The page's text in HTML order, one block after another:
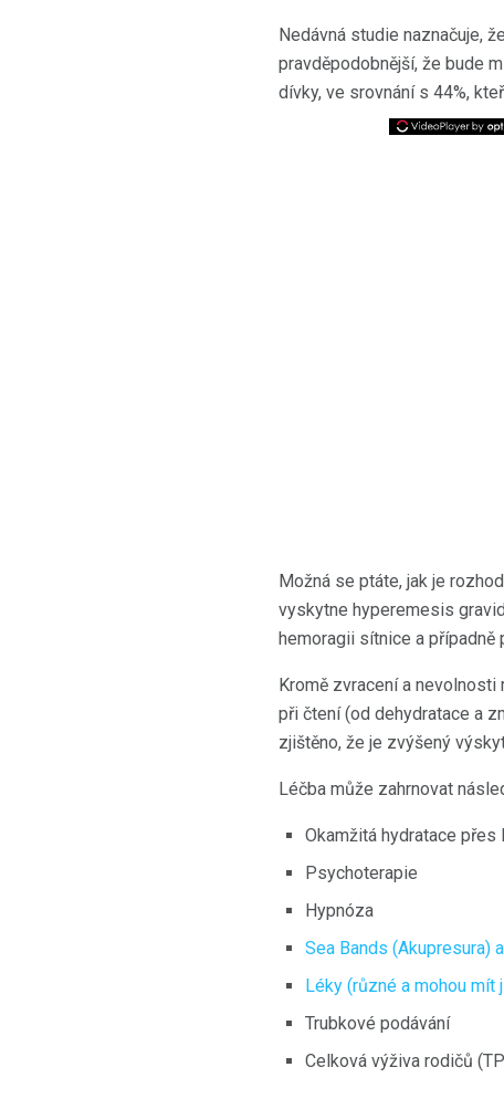
Nedávná studie naznačuje,
pravděpodobnější, že bude
dívky, ve srovnání s 44%,
Možná se ptáte, jak je
vyskytne hyperemesis
hemoragii sítnice a případně
Kromě zvracení a
při čtení (od dehydratace a
zjištěno, že je zvýšený
Léčba může zahrnovat
Okamžitá hydratace přes
Psychoterapie
Hypnóza
Sea Bands (Akupresura)
Léky (různé a mohou mít
Trubkové podávání
Celková výživa rodičů